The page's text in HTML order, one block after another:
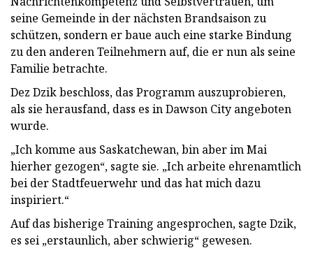
seine Gemeinde in der nächsten Brandsaison zu
schützen, sondern er baue auch eine starke Bindung
zu den anderen Teilnehmern auf, die er nun als seine
Familie betrachte.
Dez Dzik beschloss, das Programm auszuprobieren,
als sie herausfand, dass es in Dawson City angeboten
wurde.
„Ich komme aus Saskatchewan, bin aber im Mai
hierher gezogen“, sagte sie. „Ich arbeite ehrenamtlich
bei der Stadtfeuerwehr und das hat mich dazu
inspiriert.“
Auf das bisherige Training angesprochen, sagte Dzik,
es sei „erstaunlich, aber schwierig“ gewesen.